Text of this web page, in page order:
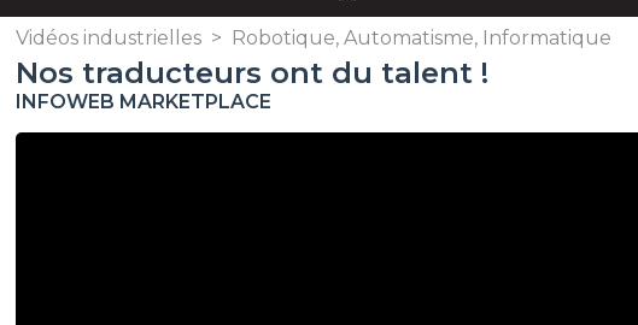
Vidéos industrielles > Robotique, Automatisme, Informatique
Nos traducteurs ont du talent !
INFOWEB MARKETPLACE